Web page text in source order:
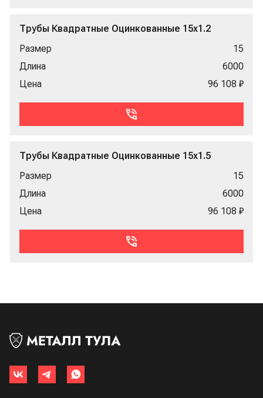
Трубы Квадратные Оцинкованные 15x1.2
Размер
15
Длина
6000
Цена
96 108 ₽
Трубы Квадратные Оцинкованные 15x1.5
Размер
15
Длина
6000
Цена
96 108 ₽